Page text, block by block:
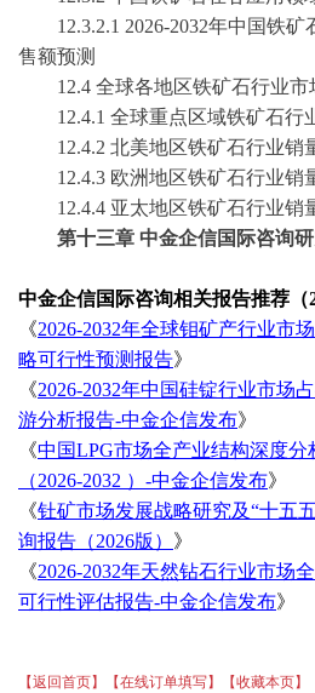
12.3.2.1 2026-2032年中国铁矿
售额预测
12.4 全球各地区铁矿石行业市
12.4.1 全球重点区域铁矿石行
12.4.2 北美地区铁矿石行业销
12.4.3 欧洲地区铁矿石行业销
12.4.4 亚太地区铁矿石行业销
第十三章 中金企信国际咨询
中金企信国际咨询相关报告推荐（
《2026-2032年全球钼矿产行业市
略可行性预测报告》
《2026-2032年中国硅锭行业市场
游分析报告-中金企信发布》
《中国LPG市场全产业结构深度
（2026-2032 ）-中金企信发布》
《钍矿市场发展战略研究及“十五
询报告（2026版） 》
《2026-2032年天然钻石行业市场
可行性评估报告-中金企信发布》
【返回首页】 【在线订单填写】 【收藏本页】